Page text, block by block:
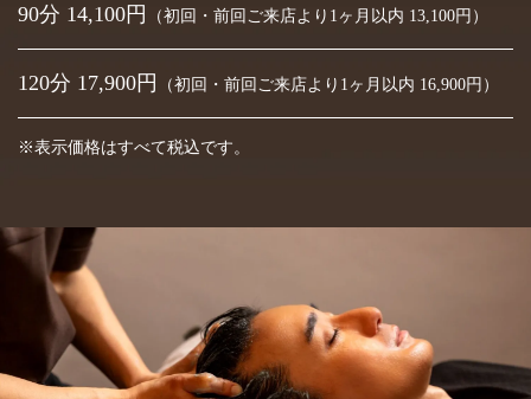
90分 14,100円 （初回・前回ご来店より1ヶ月以内 13,100円）
120分 17,900円 （初回・前回ご来店より1ヶ月以内 16,900円）
※表示価格はすべて税込です。